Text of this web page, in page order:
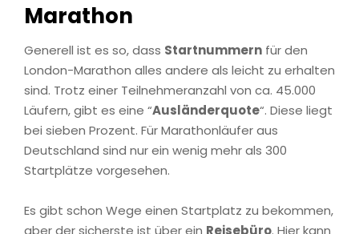
Marathon
Generell ist es so, dass Startnummern für den
London-Marathon alles andere als leicht zu erhalten
sind. Trotz einer Teilnehmeranzahl von ca. 45.000
Läufern, gibt es eine “Ausländerquote“. Diese liegt
bei sieben Prozent. Für Marathonläufer aus
Deutschland sind nur ein wenig mehr als 300
Startplätze vorgesehen.
Es gibt schon Wege einen Startplatz zu bekommen,
aber der sicherste ist über ein Reisebüro. Hier kann